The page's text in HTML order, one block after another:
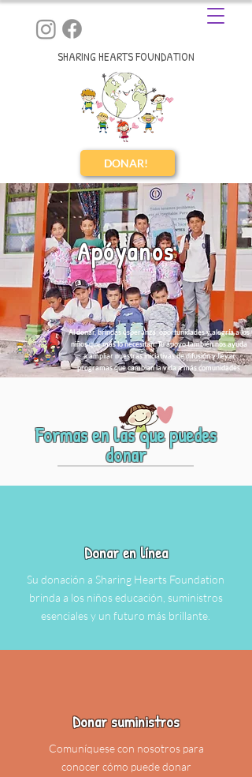
SHARING HEARTS FOUNDATION
DONAR!
Apóyanos
Al donar, brindas esperanza, oportunidades y alegría a los
niños que más lo necesitan. Tu apoyo también nos ayuda
a ampliar nuestras iniciativas de difusión y llevar
programas que cambian la vida a más comunidades.
Formas en las que puedes
donar
Donar en línea
Su donación a Sharing Hearts Foundation
brinda a los niños educación, suministros
esenciales y un futuro más brillante.
Donar suministros
Comuníquese con nosotros para
conocer cómo puede donar